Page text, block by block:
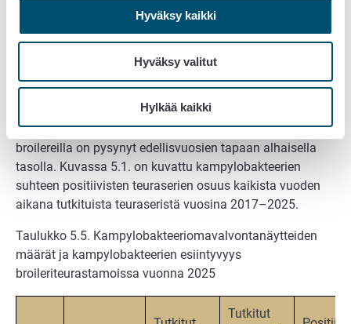
Hyväksy kaikki
Hyväksy valitut
Hylkää kaikki
positiivisten näytteiden jälkeiset toimenpiteet ovat olleet
lainsäädännön mukaisia.
Taulukossa 5.5. on kuvattu
kampylobakteerivalvontaohjelman näytemäärät ja
tulokset broileriteurastamoissa vuonna 2025. Vuoden
2025 tulosten perusteella kampylobakteerien esiintyvyys
broilereilla on pysynyt edellisvuosien tapaan alhaisella
tasolla. Kuvassa 5.1. on kuvattu kampylobakteerien
suhteen positiivisten teuraserien osuus kaikista vuoden
aikana tutkituista teuraseristä vuosina 2017–2025.
Taulukko 5.5. Kampylobakteeriomavalvontanäytteiden
määrät ja kampylobakteerien esiintyvyys
broileriteurastamoissa vuonna 2025
Tutkitut